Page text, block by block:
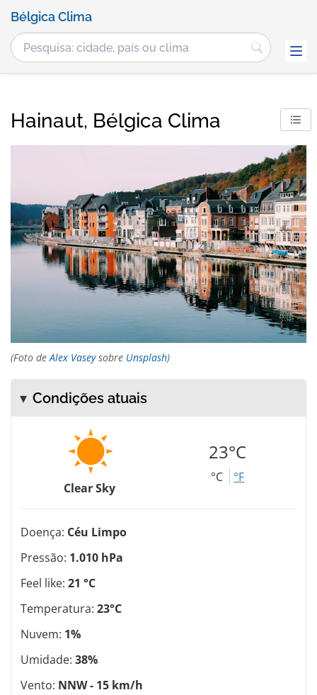
Bélgica Clima
Hainaut, Bélgica Clima
(Foto de Alex Vaseysobre Unsplash)
Condições atuais
Clear Sky
23°C
°C °F
Doença: Céu Limpo
Pressão: 1.010 hPa
Feel like: 21 °C
Temperatura: 23°C
Nuvem: 1%
Umidade: 38%
Vento: NNW - 15 km/h